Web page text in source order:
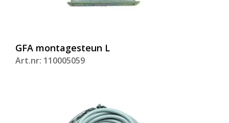
GFA montagesteun L
Art.nr: 110005059